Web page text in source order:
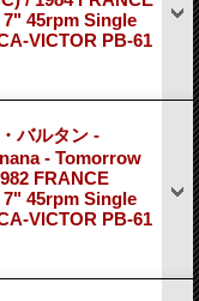
7" 45rpm Single
VICTOR PB-61
バルタン -
- Tomorrow
FRANCE
7" 45rpm Single
VICTOR PB-61